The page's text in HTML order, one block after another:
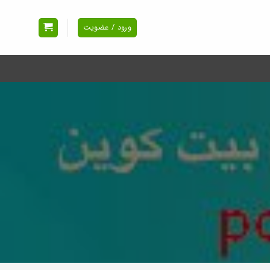
ورود / عضویت